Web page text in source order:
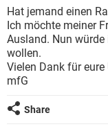
WHATSAPP
FACEBOOK
WINDOWS 10
WHATSAPP
FACEBOOK
Hat jemand einen
Ich möchte meiner
Ausland. Nun
wollen.
Vielen Dank für
mfG
Share